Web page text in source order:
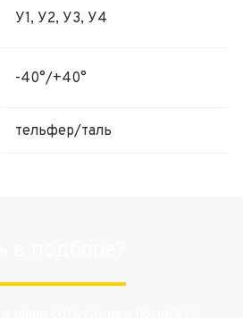
У1, У2, У3, У4
-40°/+40°
тельфер/таль